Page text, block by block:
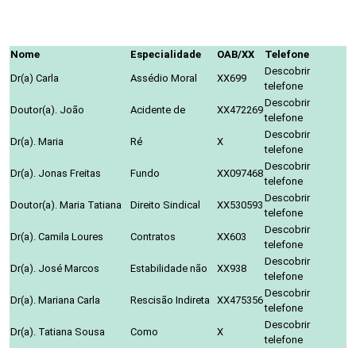
Nome Especialidade OAB/XX
Telefone
Dr(a) Carla
Assédio Moral XX699
Descobrir
telefone
Doutor(a). João
Acidente de XX472269
Descobrir
telefone
Dr(a). Maria
Ré X
Descobrir
telefone
Dr(a). Jonas Freitas
Fundo XX097468
Descobrir
telefone
Doutor(a). Maria Tatiana
Direito Sindical XX530593
Descobrir
telefone
Dr(a). Camila Loures
Contratos XX603
Descobrir
telefone
Dr(a). José Marcos
Estabilidade não XX938
Descobrir
telefone
Dr(a). Mariana Carla
Rescisão Indireta XX475356
Descobrir
telefone
Dr(a). Tatiana Sousa
Como X
Descobrir
telefone